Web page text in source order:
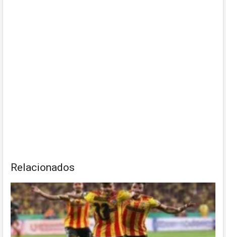
Relacionados